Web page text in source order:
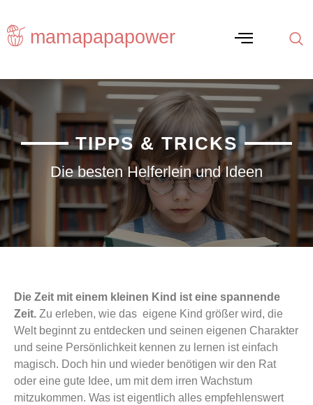
TIPPS & TRICKS
Die besten Helferlein und Ideen
Die Zeit mit einem kleinen Kind ist eine spannende
Zeit. Zu erleben, wie das eigene Kind größer wird, die
Welt beginnt zu entdecken und seinen eigenen Charakter
und seine Persönlichkeit kennen zu lernen ist einfach
magisch. Doch hin und wieder benötigen wir den Rat
oder eine gute Idee, um mit dem irren Wachstum
mitzukommen. Was ist eigentlich alles empfehlenswert